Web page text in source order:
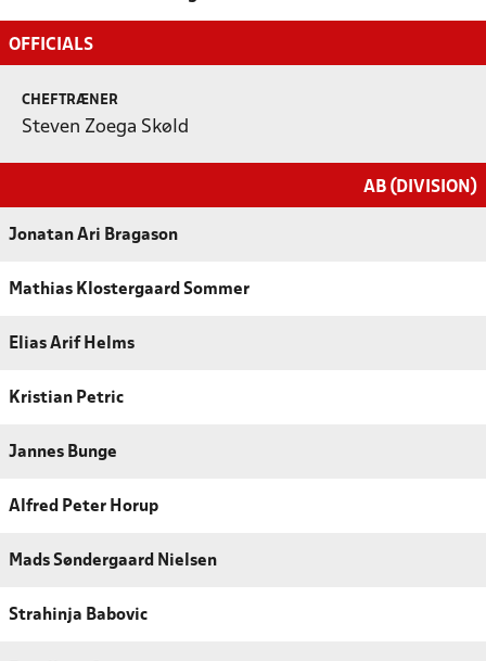
OFFICIALS
CHEFTRÆNER
Steven Zoega Skøld
AB (DIVISION)
Jonatan Ari Bragason
Mathias Klostergaard Sommer
Elias Arif Helms
Kristian Petric
Jannes Bunge
Alfred Peter Horup
Mads Søndergaard Nielsen
Strahinja Babovic